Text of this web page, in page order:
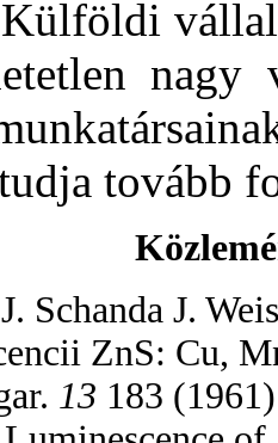
nagy
tovább
Schanda J.
ZnS: Cu,
13 183 (1961)